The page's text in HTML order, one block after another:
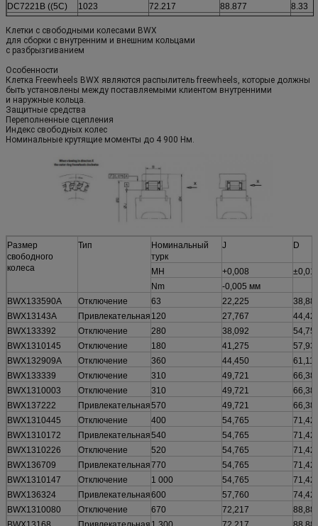
DC7221B ((5C)
1023 72.217 88.877
8.33
DC8334C
1645 83.34
DC8729A
1000
DC10323A(3C) *
DC12334C *
3840 123.34 ** 140
8.33
DC12388C ((11C)3900 123.881 142.88
Клетки с свободными колесами BWX
для сборки с внутренним и внешним кольцами
с разбрызгиванием
Особенности
Клетка Freewheels BWX являются распылитель freewheels, которые должны
быть установлены между поставляемыми клиентом внутренними
и наружные кольца.
Защитные средства
Переполненные сцепления
Индекс свободных колес
Номинальные крутящие моменты до 4 900 Нм.
Размер
свободного
колеса
Тип
Номинальный
турк
J D
МН +0,008
Nm
-0,005 мм
BWX133590A
Отключение 63 22,225
BWX13143A
Привлекательная 120 27,767
BWX133392
Отключение 280 38,092
BWX1310145
Отключение 180 41,275
BWX132909A
Отключение 360 44,450
BWX133339
Отключение 310 49,721
BWX1310003
Отключение 310 49,721
BWX137222
Привлекательная570 49,721
BWX1310445
Отключение 400 54,765
BWX1310172
Привлекательная540 54,765
BWX1310226
Отключение 520 54,765
BWX136709
Привлекательная770 54,765
BWX1310147
Отключение 1 000 54,765
BWX136324
Привлекательная600 57,760
BWX1310080
Отключение 670 72,217